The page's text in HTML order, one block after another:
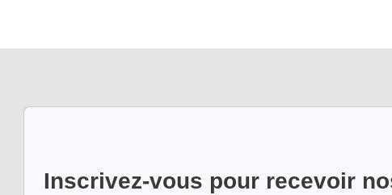
Inscrivez-vous pour recevoir